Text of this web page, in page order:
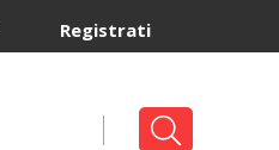
Registrati